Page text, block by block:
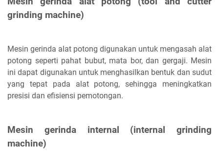
grinding machine)
Mesin gerinda alat potong digunakan untuk mengasah alat
potong seperti pahat bubut, mata bor, dan gergaji. Mesin
ini dapat digunakan untuk menghasilkan bentuk dan sudut
yang tepat pada alat potong, sehingga meningkatkan
presisi dan efisiensi pemotongan.
Mesin gerinda internal (internal grinding
machine)